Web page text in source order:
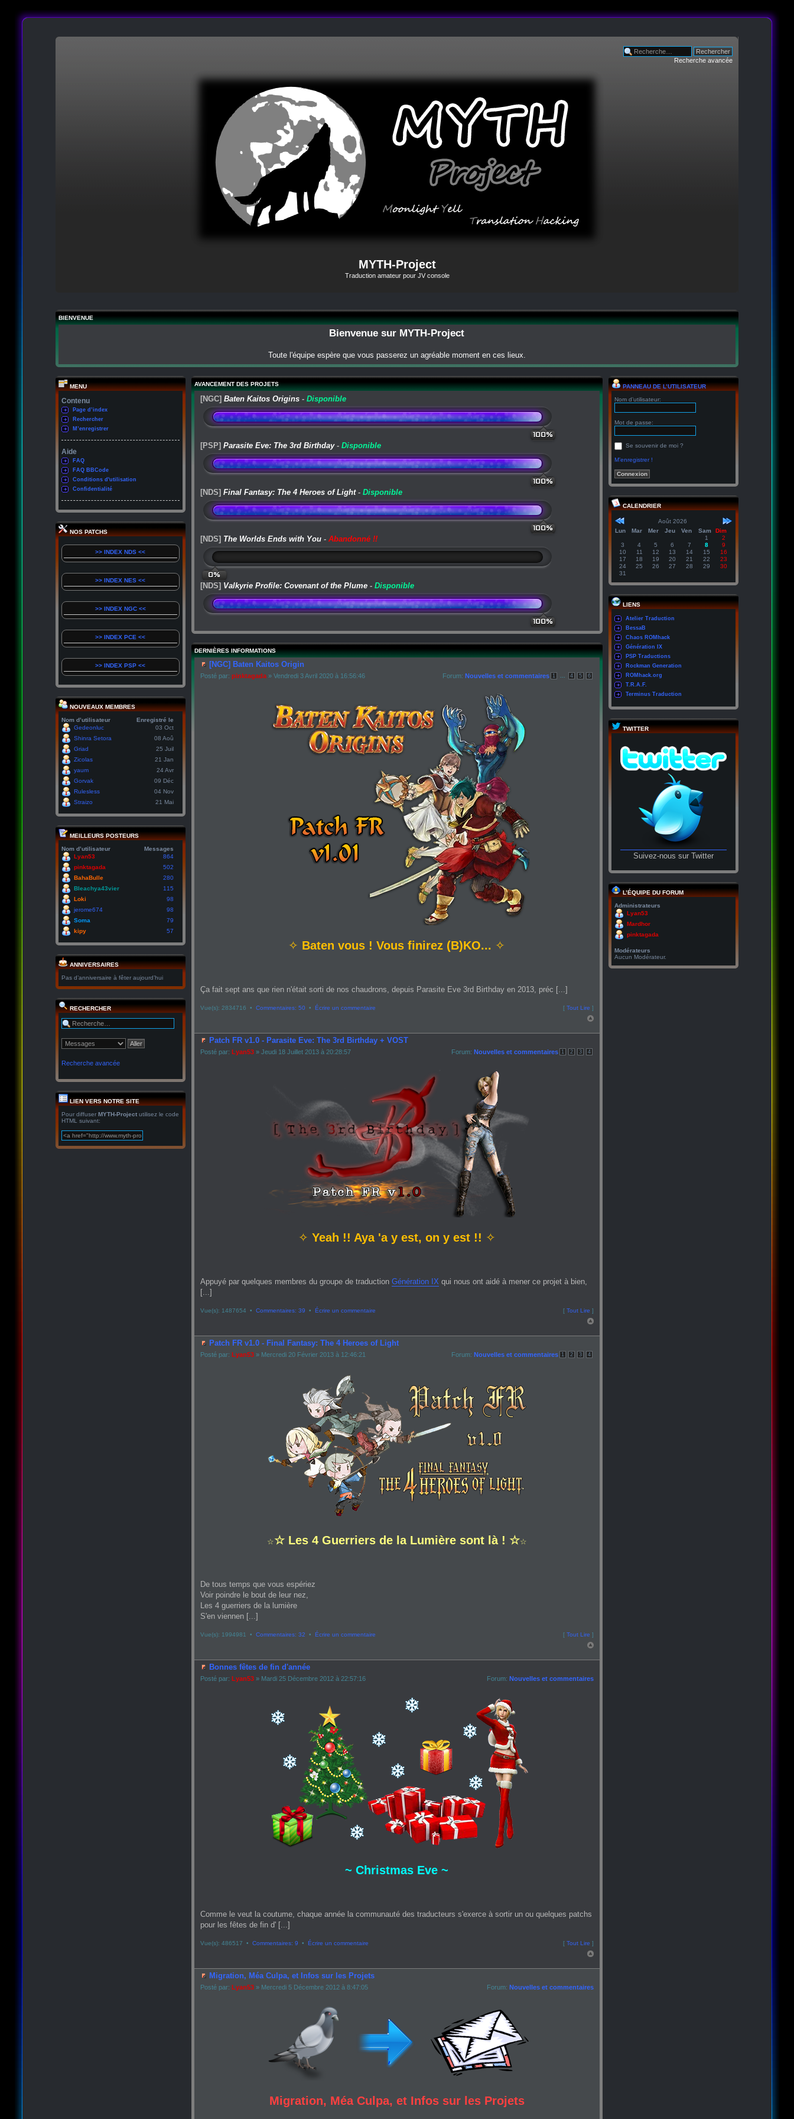
Recherche avancée
MYTH-Project
Traduction amateur pour JV console
BIENVENUE
Bienvenue sur MYTH-Project
Toute l'équipe espère que vous passerez un agréable moment en ces lieux.
MENU
Contenu
Page d’index
Rechercher
M’enregistrer
Aide
FAQ
FAQ BBCode
Conditions d'utilisation
Confidentialité
NOS PATCHS
>> INDEX NDS <<
>> INDEX NES <<
>> INDEX NGC <<
>> INDEX PCE <<
>> INDEX PSP <<
NOUVEAUX MEMBRES
Nom d’utilisateur
Enregistré le
Gedeonluc
03 Oct
Shinra Setora
08 Aoû
Griad
25 Juil
Zicolas
21 Jan
yaum
24 Avr
Gorvak
09 Déc
Rulesless
04 Nov
Straizo
21 Mai
MEILLEURS POSTEURS
Nom d’utilisateur
Messages
Lyan53
864
pinktagada
502
BahaBulle
280
Bleachya43vier
115
Loki
98
jerome674
98
Soma
79
kipy
57
ANNIVERSAIRES
Pas d’anniversaire à fêter aujourd’hui
RECHERCHER
Recherche avancée
LIEN VERS NOTRE SITE
Pour diffuser MYTH-Projectutilisez le code
HTML suivant:
AVANCEMENT DES PROJETS
[NGC] Baten Kaitos Origins- Disponible
100%
[PSP] Parasite Eve: The 3rd Birthday- Disponible
100%
[NDS] Final Fantasy: The 4 Heroes of Light- Disponible
100%
[NDS] The Worlds Ends with You- Abandonné !!
0%
[NDS] Valkyrie Profile: Covenant of the Plume- Disponible
100%
DERNIÈRES INFORMATIONS
[NGC] Baten Kaitos Origin
1 4 5 6
Posté par: pinktagada» Vendredi 3 Avril 2020 à 16:56:46 Forum: Nouvelles et commentaires
✧ Baten vous ! Vous finirez (B)KO... ✧
Ça fait sept ans que rien n'était sorti de nos chaudrons, depuis Parasite Eve 3rd Birthday en 2013, préc [...]
Vue(s): 2834716 • Commentaires: 50• Écrire un commentaire [ Tout Lire ]
Patch FR v1.0 - Parasite Eve: The 3rd Birthday + VOST
1 2 3 4
Posté par: Lyan53» Jeudi 18 Juillet 2013 à 20:28:57 Forum: Nouvelles et commentaires
✧ Yeah !! Aya 'a y est, on y est !! ✧
Appuyé par quelques membres du groupe de traduction Génération IX qui nous ont aidé à mener ce projet à bien,
[...]
Vue(s): 1487654 • Commentaires: 39 • Écrire un commentaire [ Tout Lire ]
Patch FR v1.0 - Final Fantasy: The 4 Heroes of Light
1 2 3 4
Posté par: Lyan53» Mercredi 20 Février 2013 à 12:46:21 Forum: Nouvelles et commentaires
☆☆ Les 4 Guerriers de la Lumière sont là ! ☆☆
De tous temps que vous espériez
Voir poindre le bout de leur nez,
Les 4 guerriers de la lumière
S'en viennen [...]
Vue(s): 1994981 • Commentaires: 32 • Écrire un commentaire [ Tout Lire ]
Bonnes fêtes de fin d'année
Posté par: Lyan53» Mardi 25 Décembre 2012 à 22:57:16 Forum: Nouvelles et commentaires
~ Christmas Eve ~
Comme le veut la coutume, chaque année la communauté des traducteurs s'exerce à sortir un ou quelques patchs
pour les fêtes de fin d' [...]
Vue(s): 486517 • Commentaires: 9 • Écrire un commentaire [ Tout Lire ]
Migration, Méa Culpa, et Infos sur les Projets
Posté par: Lyan53» Mercredi 5 Décembre 2012 à 8:47:05 Forum: Nouvelles et commentaires
Migration, Méa Culpa, et Infos sur les Projets
PANNEAU DE L’UTILISATEUR
Nom d’utilisateur:
Mot de passe:
Se souvenir de moi ?
M’enregistrer !
CALENDRIER
Août 2026
Lun
Mar Mer Jeu Ven Sam
Dim
1
2
3
4 5 6 7 8
9
10
11 12 13 14 15
16
17
18 19 20 21 22
23
24
25 26 27 28 29
30
31
LIENS
Atelier Traduction
BessaB
Chaos ROMhack
Génération IX
PSP Traductions
Rockman Generation
ROMhack.org
T.R.A.F.
Terminus Traduction
TWITTER
Suivez-nous sur Twitter
L’ÉQUIPE DU FORUM
Administrateurs
Lyan53
Mardhor
pinktagada
Modérateurs
Aucun Modérateur.